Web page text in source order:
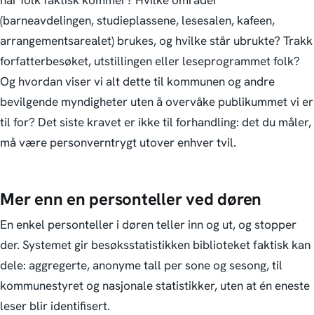
(barneavdelingen, studieplassene, lesesalen, kafeen,
arrangementsarealet) brukes, og hvilke står ubrukte? Trakk
forfatterbesøket, utstillingen eller leseprogrammet folk?
Og hvordan viser vi alt dette til kommunen og andre
bevilgende myndigheter uten å overvåke publikummet vi er
til for? Det siste kravet er ikke til forhandling: det du måler,
må være personverntrygt utover enhver tvil.
Mer enn en personteller ved døren
En enkel personteller i døren teller inn og ut, og stopper
der. Systemet gir besøksstatistikken biblioteket faktisk kan
dele: aggregerte, anonyme tall per sone og sesong, til
kommunestyret og nasjonale statistikker, uten at én eneste
leser blir identifisert.